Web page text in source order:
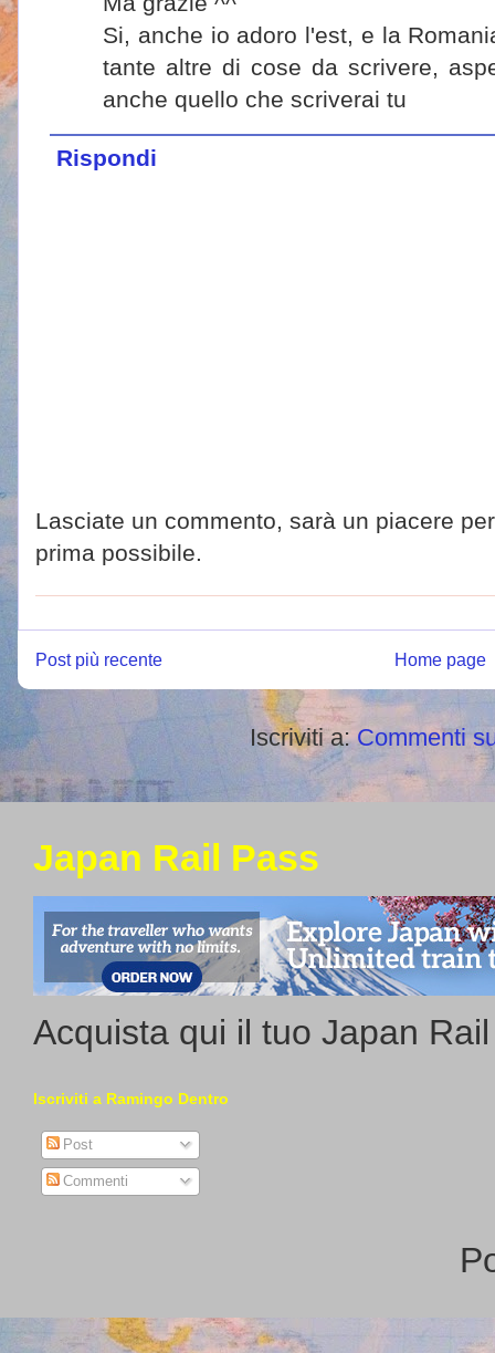
Si, anche io adoro l'est, e la
tante altre di cose da scrivere,
anche quello che scriverai tu
Rispondi
Lasciate un commento, sarà un piacere
prima possibile.
Post più recente Home page
Iscriviti a:Commenti
Japan Rail Pass
Acquista qui il tuo Japan
Iscriviti a Ramingo Dentro
Post
Commenti